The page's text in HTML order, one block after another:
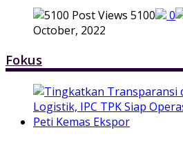
5100 0
October, 2022
Fokus